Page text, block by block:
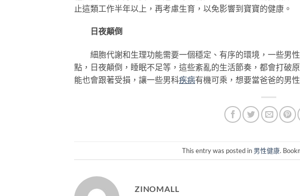
止這類工作半年以上，再考慮生育，以免影響到寶寶的健康。
日夜顛倒
細胞代謝和生理功能需要一個穩定、有序的環境，一些男
點，日夜顛倒，睡眠不足等，這些紊亂的生活節奏，都會打破
能也會跟著受損，讓一些男科疾病有機可乘，想要當爸爸的男
This entry was posted in 男性健康.
ZINOMALL